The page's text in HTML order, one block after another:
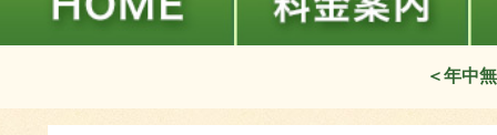
＜年中